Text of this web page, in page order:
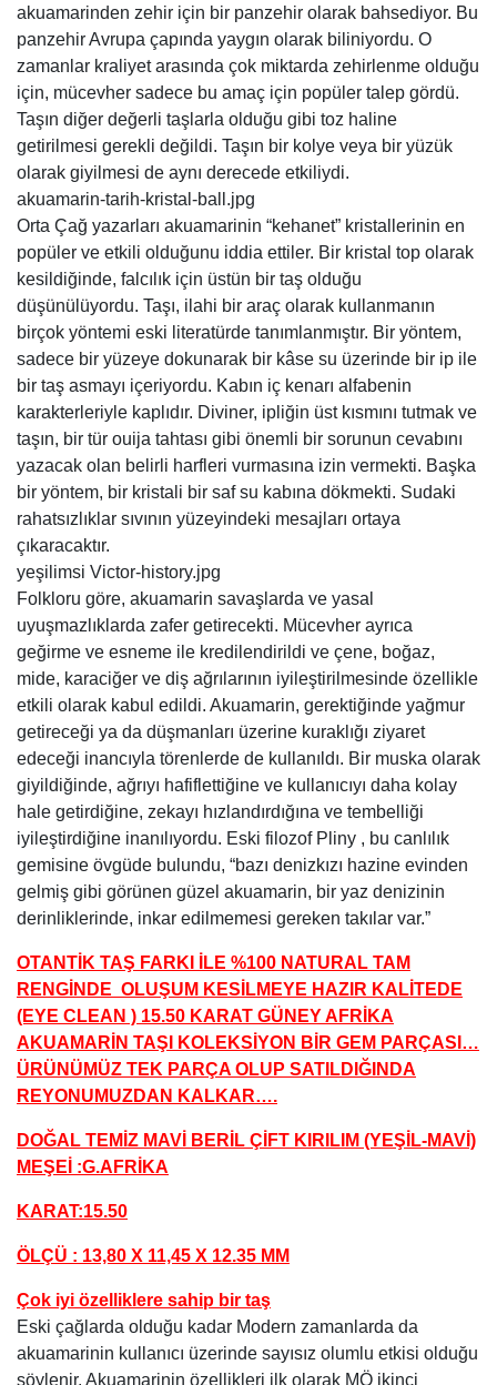
akuamarinden zehir için bir panzehir olarak bahsediyor. Bu
panzehir Avrupa çapında yaygın olarak biliniyordu. O
zamanlar kraliyet arasında çok miktarda zehirlenme olduğu
için, mücevher sadece bu amaç için popüler talep gördü.
Taşın diğer değerli taşlarla olduğu gibi toz haline
getirilmesi gerekli değildi. Taşın bir kolye veya bir yüzük
olarak giyilmesi de aynı derecede etkiliydi.
akuamarin-tarih-kristal-ball.jpg
Orta Çağ yazarları akuamarinin “kehanet” kristallerinin en
popüler ve etkili olduğunu iddia ettiler. Bir kristal top olarak
kesildiğinde, falcılık için üstün bir taş olduğu
düşünülüyordu. Taşı, ilahi bir araç olarak kullanmanın
birçok yöntemi eski literatürde tanımlanmıştır. Bir yöntem,
sadece bir yüzeye dokunarak bir kâse su üzerinde bir ip ile
bir taş asmayı içeriyordu. Kabın iç kenarı alfabenin
karakterleriyle kaplıdır. Diviner, ipliğin üst kısmını tutmak ve
taşın, bir tür ouija tahtası gibi önemli bir sorunun cevabını
yazacak olan belirli harfleri vurmasına izin vermekti. Başka
bir yöntem, bir kristali bir saf su kabına dökmekti. Sudaki
rahatsızlıklar sıvının yüzeyindeki mesajları ortaya
çıkaracaktır.
yeşilimsi Victor-history.jpg
Folkloru göre, akuamarin savaşlarda ve yasal
uyuşmazlıklarda zafer getirecekti. Mücevher ayrıca
geğirme ve esneme ile kredilendirildi ve çene, boğaz,
mide, karaciğer ve diş ağrılarının iyileştirilmesinde özellikle
etkili olarak kabul edildi. Akuamarin, gerektiğinde yağmur
getireceği ya da düşmanları üzerine kuraklığı ziyaret
edeceği inancıyla törenlerde de kullanıldı. Bir muska olarak
giyildiğinde, ağrıyı hafiflettiğine ve kullanıcıyı daha kolay
hale getirdiğine, zekayı hızlandırdığına ve tembelliği
iyileştirdiğine inanılıyordu. Eski filozof Pliny , bu canlılık
gemisine övgüde bulundu, “bazı denizkızı hazine evinden
gelmiş gibi görünen güzel akuamarin, bir yaz denizinin
derinliklerinde, inkar edilmemesi gereken takılar var.”
OTANTİK TAŞ FARKI İLE %100 NATURAL TAM
RENGİNDE OLUŞUM KESİLMEYE HAZIR KALİTEDE
(EYE CLEAN ) 15.50 KARAT GÜNEY AFRİKA
AKUAMARİN TAŞI KOLEKSİYON BİR GEM PARÇASI…
ÜRÜNÜMÜZ TEK PARÇA OLUP SATILDIĞINDA
REYONUMUZDAN KALKAR….
DOĞAL TEMİZ MAVİ BERİL ÇİFT KIRILIM (YEŞİL-MAVİ)
MEŞEİ :G.AFRİKA
KARAT:15.50
ÖLÇÜ : 13,80 X 11,45 X 12.35 MM
Çok iyi özelliklere sahip bir taş
Eski çağlarda olduğu kadar Modern zamanlarda da
akuamarinin kullanıcı üzerinde sayısız olumlu etkisi olduğu
söylenir. Akuamarinin özellikleri ilk olarak MÖ ikinci